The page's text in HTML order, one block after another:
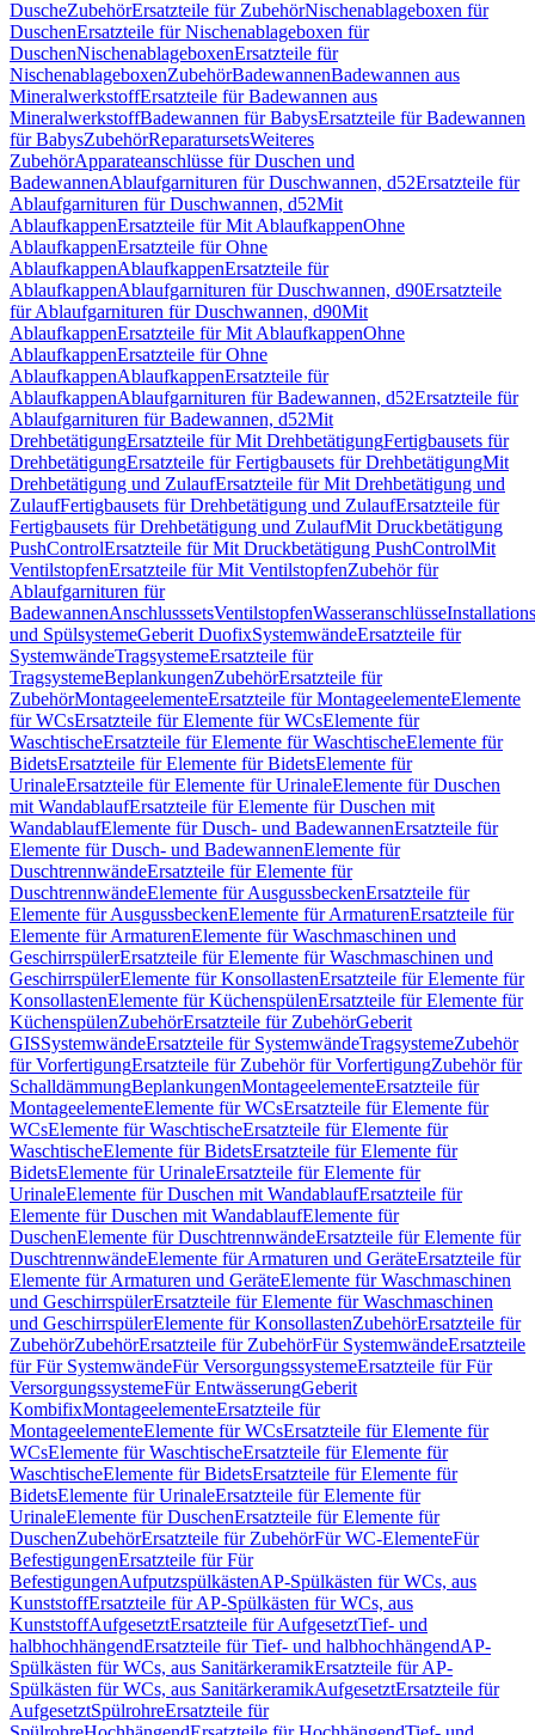
DuscheZubehörErsatzteile für ZubehörNischenablageboxen für
DuschenErsatzteile für Nischenablageboxen für
DuschenNischenablageboxenErsatzteile für
NischenablageboxenZubehörBadewannenBadewannen aus
MineralwerkstoffErsatzteile für Badewannen aus
MineralwerkstoffBadewannen für BabysErsatzteile für Badewannen
für BabysZubehörReparatursetsWeiteres
ZubehörApparateanschlüsse für Duschen und
BadewannenAblaufgarnituren für Duschwannen, d52Ersatzteile für
Ablaufgarnituren für Duschwannen, d52Mit
AblaufkappenErsatzteile für Mit AblaufkappenOhne
AblaufkappenErsatzteile für Ohne
AblaufkappenAblaufkappenErsatzteile für
AblaufkappenAblaufgarnituren für Duschwannen, d90Ersatzteile
für Ablaufgarnituren für Duschwannen, d90Mit
AblaufkappenErsatzteile für Mit AblaufkappenOhne
AblaufkappenErsatzteile für Ohne
AblaufkappenAblaufkappenErsatzteile für
AblaufkappenAblaufgarnituren für Badewannen, d52Ersatzteile für
Ablaufgarnituren für Badewannen, d52Mit
DrehbetätigungErsatzteile für Mit DrehbetätigungFertigbausets für
DrehbetätigungErsatzteile für Fertigbausets für DrehbetätigungMit
Drehbetätigung und ZulaufErsatzteile für Mit Drehbetätigung und
ZulaufFertigbausets für Drehbetätigung und ZulaufErsatzteile für
Fertigbausets für Drehbetätigung und ZulaufMit Druckbetätigung
PushControlErsatzteile für Mit Druckbetätigung PushControlMit
VentilstopfenErsatzteile für Mit VentilstopfenZubehör für
Ablaufgarnituren für
BadewannenAnschlusssetsVentilstopfenWasseranschlüsse
und SpülsystemeGeberit DuofixSystemwändeErsatzteile für
SystemwändeTragsystemeErsatzteile für
TragsystemeBeplankungenZubehörErsatzteile für
ZubehörMontageelementeErsatzteile für MontageelementeElemente
für WCsErsatzteile für Elemente für WCsElemente für
WaschtischeErsatzteile für Elemente für WaschtischeElemente für
BidetsErsatzteile für Elemente für BidetsElemente für
UrinaleErsatzteile für Elemente für UrinaleElemente für Duschen
mit WandablaufErsatzteile für Elemente für Duschen mit
WandablaufElemente für Dusch- und BadewannenErsatzteile für
Elemente für Dusch- und BadewannenElemente für
DuschtrennwändeErsatzteile für Elemente für
DuschtrennwändeElemente für AusgussbeckenErsatzteile für
Elemente für AusgussbeckenElemente für ArmaturenErsatzteile für
Elemente für ArmaturenElemente für Waschmaschinen und
GeschirrspülerErsatzteile für Elemente für Waschmaschinen und
GeschirrspülerElemente für KonsollastenErsatzteile für Elemente für
KonsollastenElemente für KüchenspülenErsatzteile für Elemente für
KüchenspülenZubehörErsatzteile für ZubehörGeberit
GISSystemwändeErsatzteile für SystemwändeTragsystemeZubehör
für VorfertigungErsatzteile für Zubehör für VorfertigungZubehör für
SchalldämmungBeplankungenMontageelementeErsatzteile für
MontageelementeElemente für WCsErsatzteile für Elemente für
WCsElemente für WaschtischeErsatzteile für Elemente für
WaschtischeElemente für BidetsErsatzteile für Elemente für
BidetsElemente für UrinaleErsatzteile für Elemente für
UrinaleElemente für Duschen mit WandablaufErsatzteile für
Elemente für Duschen mit WandablaufElemente für
DuschenElemente für DuschtrennwändeErsatzteile für Elemente für
DuschtrennwändeElemente für Armaturen und GeräteErsatzteile für
Elemente für Armaturen und GeräteElemente für Waschmaschinen
und GeschirrspülerErsatzteile für Elemente für Waschmaschinen
und GeschirrspülerElemente für KonsollastenZubehörErsatzteile für
ZubehörZubehörErsatzteile für ZubehörFür SystemwändeErsatzteile
für Für SystemwändeFür VersorgungssystemeErsatzteile für Für
VersorgungssystemeFür EntwässerungGeberit
KombifixMontageelementeErsatzteile für
MontageelementeElemente für WCsErsatzteile für Elemente für
WCsElemente für WaschtischeErsatzteile für Elemente für
WaschtischeElemente für BidetsErsatzteile für Elemente für
BidetsElemente für UrinaleErsatzteile für Elemente für
UrinaleElemente für DuschenErsatzteile für Elemente für
DuschenZubehörErsatzteile für ZubehörFür WC-ElementeFür
BefestigungenErsatzteile für Für
BefestigungenAufputzspülkästenAP-Spülkästen für WCs, aus
KunststoffErsatzteile für AP-Spülkästen für WCs, aus
KunststoffAufgesetztErsatzteile für AufgesetztTief- und
halbhochhängendErsatzteile für Tief- und halbhochhängendAP-
Spülkästen für WCs, aus SanitärkeramikErsatzteile für AP-
Spülkästen für WCs, aus SanitärkeramikAufgesetztErsatzteile für
AufgesetztSpülrohreErsatzteile für